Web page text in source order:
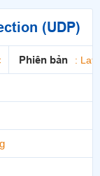
(UDP)
Phiên bản :